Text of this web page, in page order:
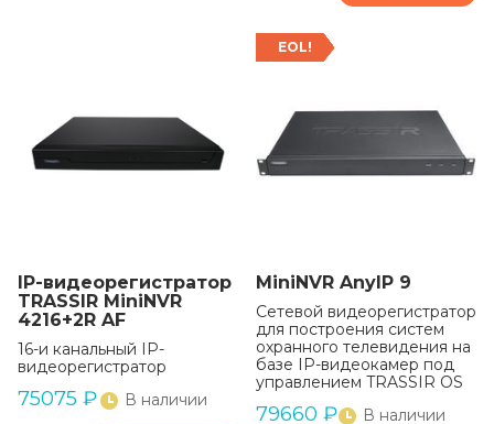
IP-видеорегистратор
TRASSIR MiniNVR
4216+2R AF
16-и канальный IP-
видеорегистратор
75075 ₽ В наличии
EOL!
MiniNVR AnyIP 9
Сетевой видеорегистратор
для построения систем
охранного телевидения на
базе IP-видеокамер под
управлением TRASSIR OS
79660 ₽ В наличии